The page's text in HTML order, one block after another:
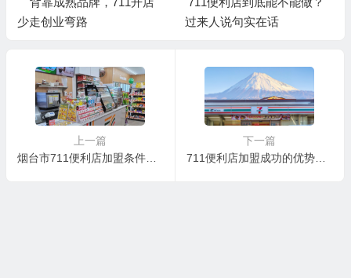
少走创业弯路
过来人说句实在话
上一篇
烟台市711便利店加盟条件及费用，山东省可以加盟711便利店吗？
下一篇
711便利店加盟成功的优势有哪些?